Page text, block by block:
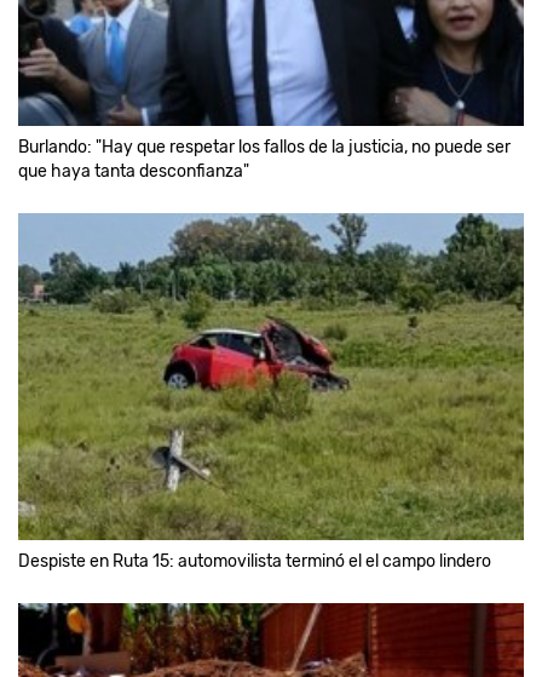
Burlando: "Hay que respetar los fallos de la justicia, no puede ser
que haya tanta desconfianza"
Despiste en Ruta 15: automovilista terminó el el campo lindero